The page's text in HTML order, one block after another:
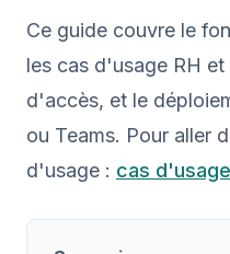
Ce guide couvre le
les cas d'usage RH
d'accès, et le
ou Teams. Pour aller
d'usage : cas